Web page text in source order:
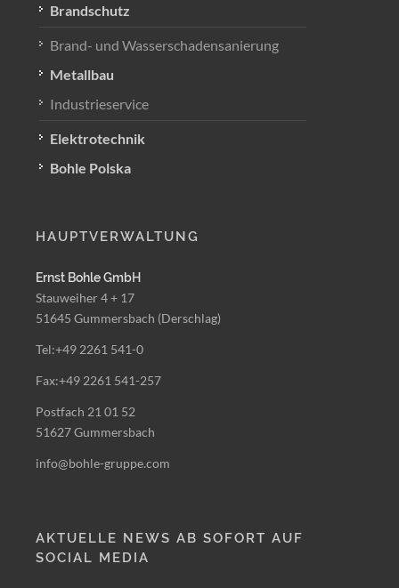
Brandschutz
Brand- und Wasserschadensanierung
Metallbau
Industrieservice
Elektrotechnik
Bohle Polska
HAUPTVERWALTUNG
Ernst Bohle GmbH
Stauweiher 4 + 17
51645 Gummersbach (Derschlag)
Tel:+49 2261 541-0
Fax:+49 2261 541-257
Postfach 21 01 52
51627 Gummersbach
info@bohle-gruppe.com
AKTUELLE NEWS AB SOFORT AUF
SOCIAL MEDIA